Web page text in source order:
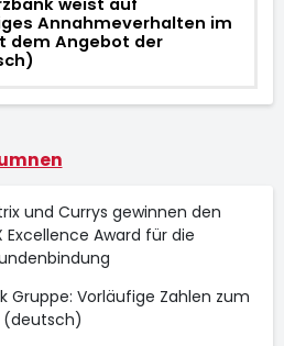
weist auf
Annahmeverhalten im
dem Angebot der
und Currys gewinnen den
Excellence Award für die
Gruppe: Vorläufige Zahlen zum
(deutsch)